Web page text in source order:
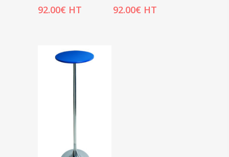
92.00€ HT 92.00€ HT